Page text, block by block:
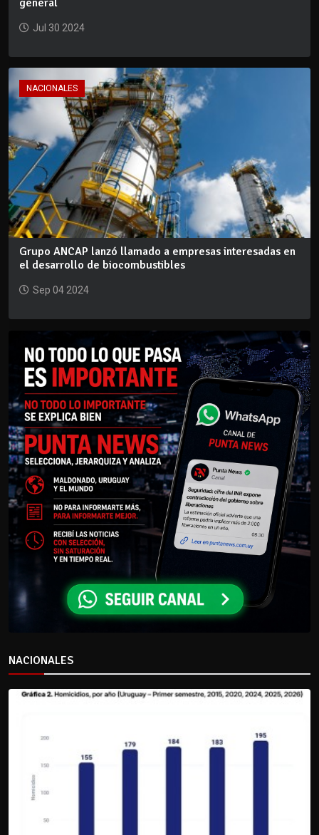
general
Jul 30 2024
NACIONALES
Grupo ANCAP lanzó llamado a empresas interesadas en
el desarrollo de biocombustibles
Sep 04 2024
NACIONALES